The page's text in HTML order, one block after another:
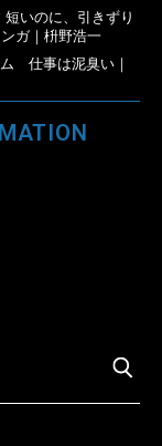
いのに、引きずり
ガ｜枡野浩一
仕事は泥臭い｜